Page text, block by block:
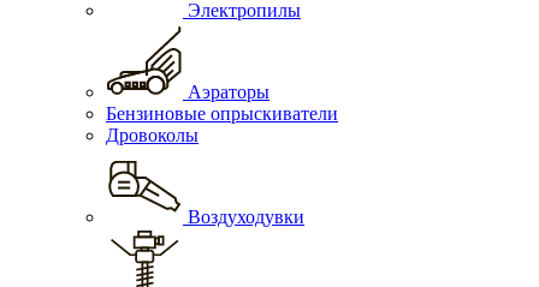
Электропилы
Аэраторы
Бензиновые опрыскиватели
Дровоколы
Воздуходувки